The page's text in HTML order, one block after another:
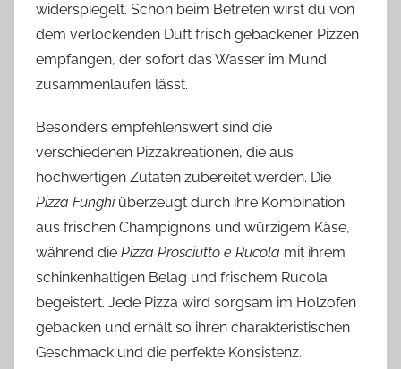
widerspiegelt. Schon beim Betreten wirst du von
dem verlockenden Duft frisch gebackener Pizzen
empfangen, der sofort das Wasser im Mund
zusammenlaufen lässt.
Besonders empfehlenswert sind die
verschiedenen Pizzakreationen, die aus
hochwertigen Zutaten zubereitet werden. Die
Pizza Funghiüberzeugt durch ihre Kombination
aus frischen Champignons und würzigem Käse,
während die Pizza Prosciutto e Rucola mit ihrem
schinkenhaltigen Belag und frischem Rucola
begeistert. Jede Pizza wird sorgsam im Holzofen
gebacken und erhält so ihren charakteristischen
Geschmack und die perfekte Konsistenz.